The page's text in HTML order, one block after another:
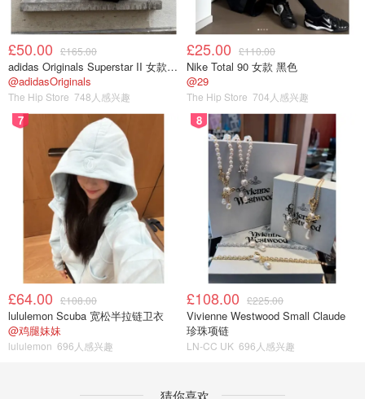
£50.00 £165.00
adidas Originals Superstar II 女款串珠休闲鞋 黑色
@adidasOriginals
The Hip Store 748人感兴趣
£25.00 £110.00
Nike Total 90 女款 黑色
@29
The Hip Store 704人感兴趣
7
£64.00 £108.00
lululemon Scuba 宽松半拉链卫衣
@鸡腿妹妹
lululemon 696人感兴趣
8
£108.00 £225.00
Vivienne Westwood Small Claude
珍珠项链
LN-CC UK 696人感兴趣
猜你喜欢